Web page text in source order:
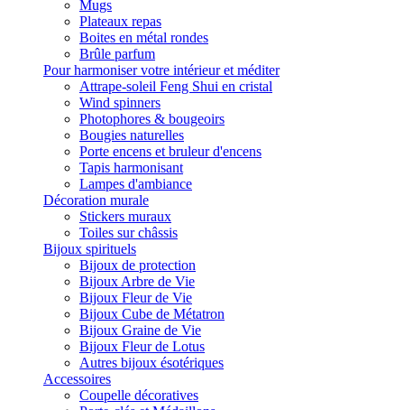
Mugs
Plateaux repas
Boites en métal rondes
Brûle parfum
Pour harmoniser votre intérieur et méditer
Attrape-soleil Feng Shui en cristal
Wind spinners
Photophores & bougeoirs
Bougies naturelles
Porte encens et bruleur d'encens
Tapis harmonisant
Lampes d'ambiance
Décoration murale
Stickers muraux
Toiles sur châssis
Bijoux spirituels
Bijoux de protection
Bijoux Arbre de Vie
Bijoux Fleur de Vie
Bijoux Cube de Métatron
Bijoux Graine de Vie
Bijoux Fleur de Lotus
Autres bijoux ésotériques
Accessoires
Coupelle décoratives